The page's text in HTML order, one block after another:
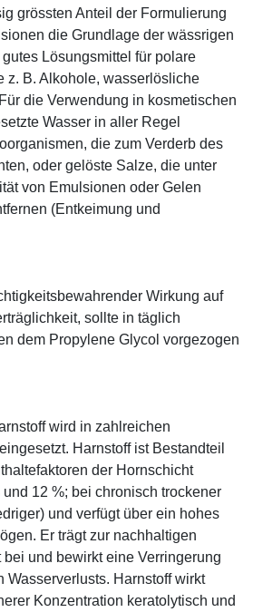
grössten Anteil der Formulierung
die Grundlage der wässrigen
Lösungsmittel für polare
z. B. Alkohole, wasserlösliche
die Verwendung in kosmetischen
Wasser in aller Regel
die zum Verderb des
oder gelöste Salze, die unter
von Emulsionen oder Gelen
(Entkeimung und
Wirkung auf
sollte in täglich
dem Propylene Glycol vorgezogen
wird in zahlreichen
Harnstoff ist Bestandteil
der Hornschicht
12 %; bei chronisch trockener
und verfügt über ein hohes
Er trägt zur nachhaltigen
bei und bewirkt eine Verringerung
Wasserverlusts. Harnstoff wirkt
Konzentration keratolytisch und